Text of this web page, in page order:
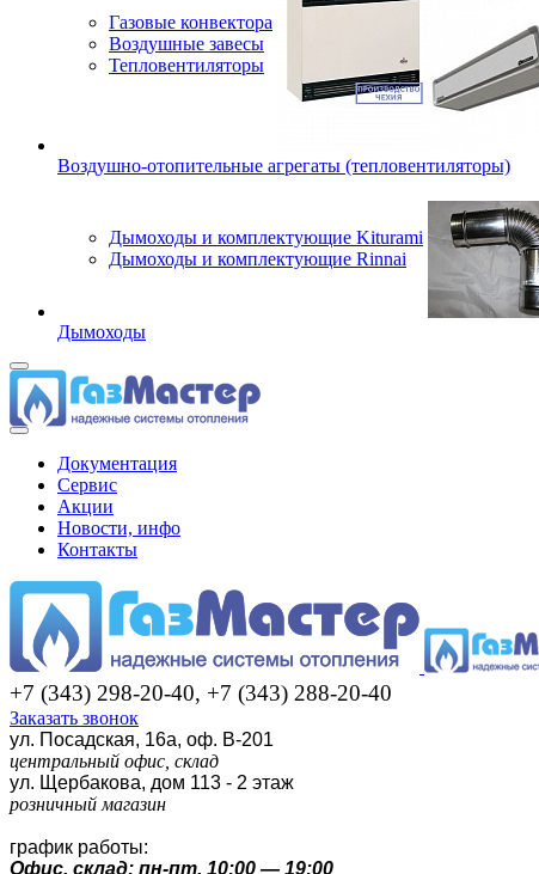
Газовые конвектора
Воздушные завесы
Тепловентиляторы
Воздушно-отопительные агрегаты (тепловентиляторы)
Дымоходы и комплектующие Kiturami
Дымоходы и комплектующие Rinnai
Дымоходы
Документация
Сервис
Акции
Новости, инфо
Контакты
+7 (343) 298-20-40, +7 (343) 288-20-40
Заказать звонок
ул. Посадская, 16а, оф. В-201
центральный офис, склад
ул. Щербакова, дом 113 - 2 этаж
розничный магазин
график работы:
Офис, склад: пн-пт, 10:00 — 19:00